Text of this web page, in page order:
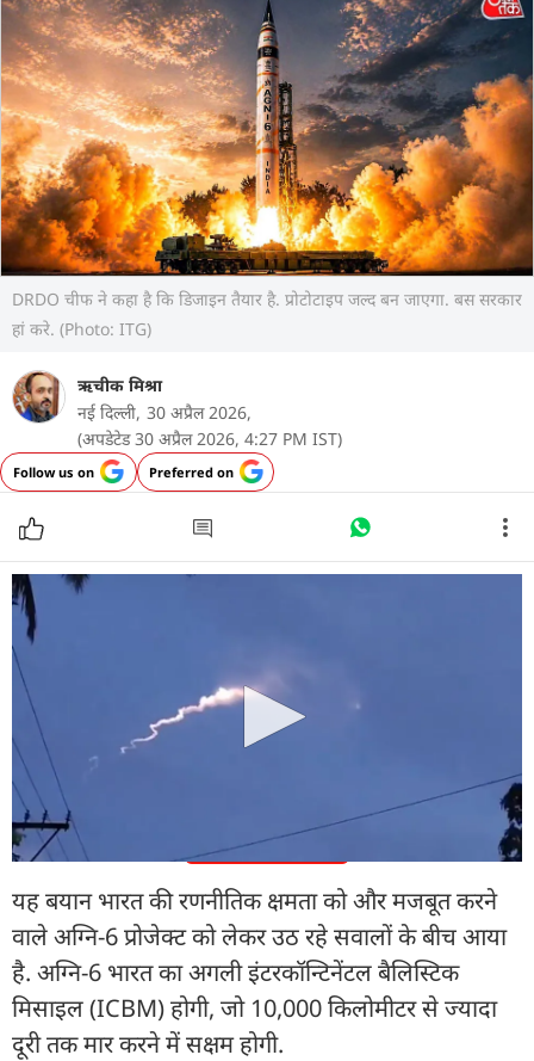
DRDO चीफ ने कहा है कि डिजाइन तैयार है. प्रोटोटाइप जल्द बन जाएगा. बस सरकार
हां करे. (Photo: ITG)
ऋचीक मिश्रा
नई दिल्ली, 30 अप्रैल 2026,
(अपडेटेड 30 अप्रैल 2026, 4:27 PM IST)
Follow us on Preferred on
रक्षा अनुसंधान और विकास संगठन (DRDO) के चेयरमैन डॉ.
समीर वी. कामत ने हाल ही में कहा कि अग्नि-6 (Agni-6)
बैलिस्टिक मिसाइल का विकास पूरी तरह से सरकार के फैसले
पर निर्भर है. उन्होंने कहा कि यह सरकार का निर्णय है. जब भी
सरकार हमें हरी झंडी देगी, हम तैयार हैं.
और पढ़ें
यह बयान भारत की रणनीतिक क्षमता को और मजबूत करने
वाले अग्नि-6 प्रोजेक्ट को लेकर उठ रहे सवालों के बीच आया
है. अग्नि-6 भारत का अगली इंटरकॉन्टिनेंटल बैलिस्टिक
मिसाइल (ICBM) होगी, जो 10,000 किलोमीटर से ज्यादा
दूरी तक मार करने में सक्षम होगी.